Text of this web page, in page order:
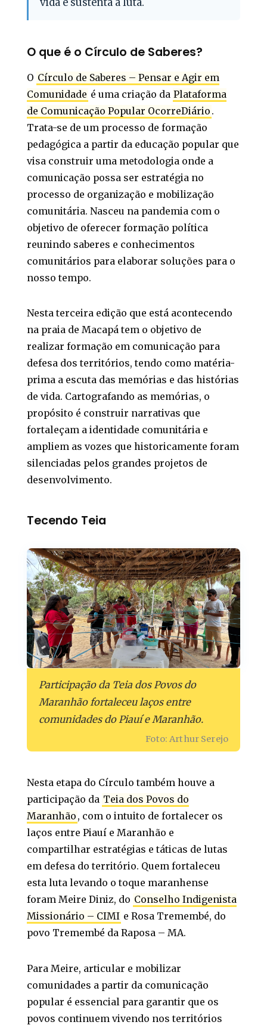
vida e sustenta a luta.
O que é o Círculo de Saberes?
O Círculo de Saberes – Pensar e Agir em
Comunidade é uma criação da Plataforma
de Comunicação Popular OcorreDiário .
Trata-se de um processo de formação
pedagógica a partir da educação popular que
visa construir uma metodologia onde a
comunicação possa ser estratégia no
processo de organização e mobilização
comunitária. Nasceu na pandemia com o
objetivo de oferecer formação política
reunindo saberes e conhecimentos
comunitários para elaborar soluções para o
nosso tempo.
Nesta terceira edição que está acontecendo
na praia de Macapá tem o objetivo de
realizar formação em comunicação para
defesa dos territórios, tendo como matéria-
prima a escuta das memórias e das histórias
de vida. Cartografando as memórias, o
propósito é construir narrativas que
fortaleçam a identidade comunitária e
ampliem as vozes que historicamente foram
silenciadas pelos grandes projetos de
desenvolvimento.
Tecendo Teia
Participação da Teia dos Povos do
Maranhão fortaleceu laços entre
comunidades do Piauí e Maranhão.
Foto: Arthur Serejo
Nesta etapa do Círculo também houve a
participação da Teia dos Povos do
Maranhão , com o intuito de fortalecer os
laços entre Piauí e Maranhão e
compartilhar estratégias e táticas de lutas
em defesa do território. Quem fortaleceu
esta luta levando o toque maranhense
foram Meire Diniz, do Conselho Indigenista
Missionário – CIMI e Rosa Tremembé, do
povo Tremembé da Raposa – MA.
Para Meire, articular e mobilizar
comunidades a partir da comunicação
popular é essencial para garantir que os
povos continuem vivendo nos territórios